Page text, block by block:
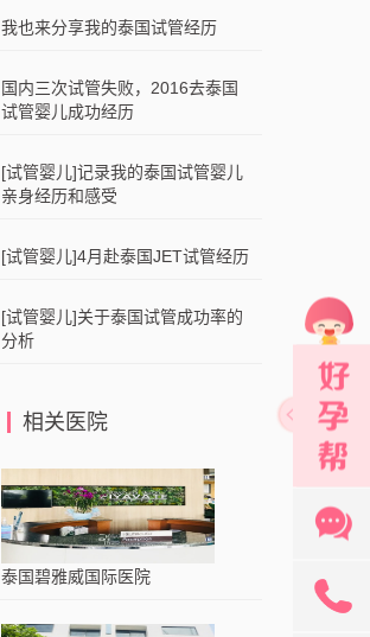
我也来分享我的泰国试管经历
国内三次试管失败，2016去泰国
试管婴儿成功经历
[试管婴儿]记录我的泰国试管婴儿
亲身经历和感受
[试管婴儿]4月赴泰国JET试管经历
[试管婴儿]关于泰国试管成功率的
分析
相关医院
泰国碧雅威国际医院